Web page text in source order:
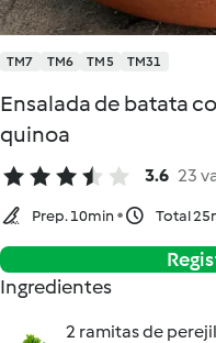
TM7 TM6 TM5 TM31
Ensalada de batata
quinoa
3.6 23
Prep. 10min Total
Ingredientes
2 ramitas de